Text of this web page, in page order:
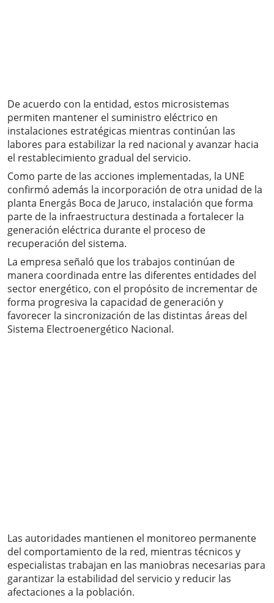
De acuerdo con la entidad, estos microsistemas
permiten mantener el suministro eléctrico en
instalaciones estratégicas mientras continúan las
labores para estabilizar la red nacional y avanzar hacia
el restablecimiento gradual del servicio.
Como parte de las acciones implementadas, la UNE
confirmó además la incorporación de otra unidad de la
planta Energás Boca de Jaruco, instalación que forma
parte de la infraestructura destinada a fortalecer la
generación eléctrica durante el proceso de
recuperación del sistema.
La empresa señaló que los trabajos continúan de
manera coordinada entre las diferentes entidades del
sector energético, con el propósito de incrementar de
forma progresiva la capacidad de generación y
favorecer la sincronización de las distintas áreas del
Sistema Electroenergético Nacional.
Las autoridades mantienen el monitoreo permanente
del comportamiento de la red, mientras técnicos y
especialistas trabajan en las maniobras necesarias para
garantizar la estabilidad del servicio y reducir las
afectaciones a la población.